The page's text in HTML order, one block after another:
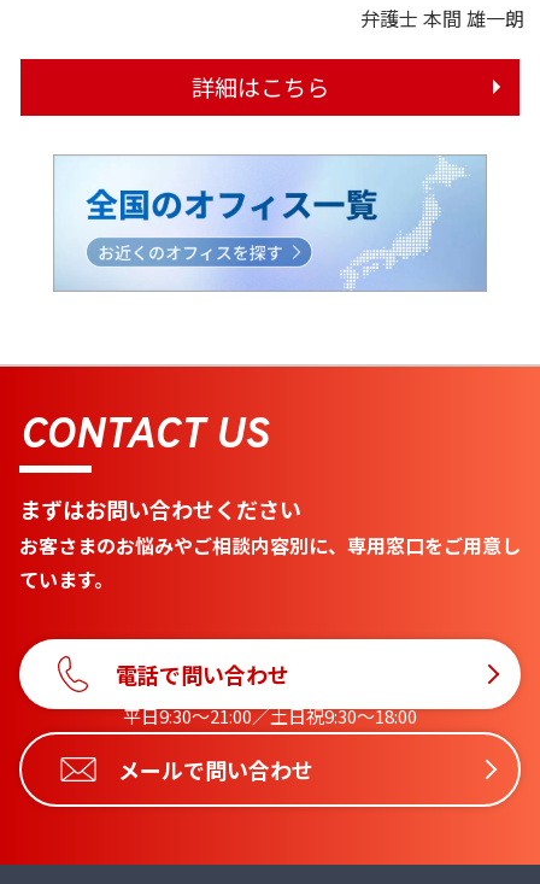
弁護士 本間 雄一朗
詳細はこちら
CONTACT US
まずはお問い合わせください
お客さまのお悩みやご相談内容別に、専用窓口をご用意し
ています。
電話で問い合わせ
平日9:30〜21:00／土日祝9:30〜18:00
メールで問い合わせ